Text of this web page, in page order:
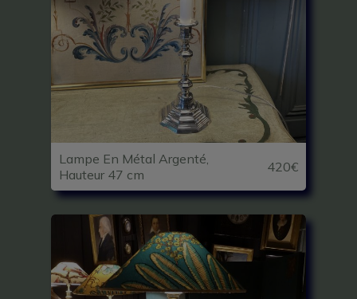
Lampe En Métal Argenté,
Hauteur 47 cm
420€